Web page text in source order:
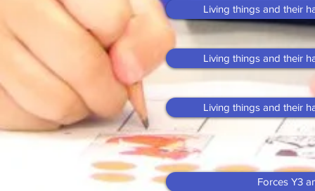
Forces Y3
Living things and their
Living things and their
Living things and their